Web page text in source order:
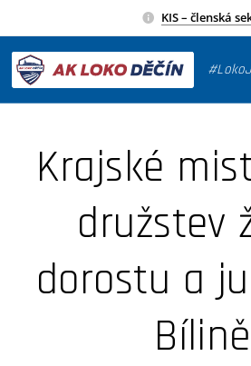
KIS – členská
Krajské
družstev
dorostu a
Bílině